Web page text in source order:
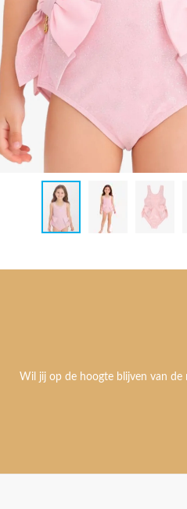
Wil jij op de hoogte blijven van de